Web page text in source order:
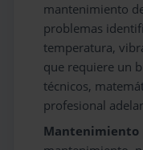
mantenimiento
problemas
temperatura,
que requiere un
técnicos,
profesional